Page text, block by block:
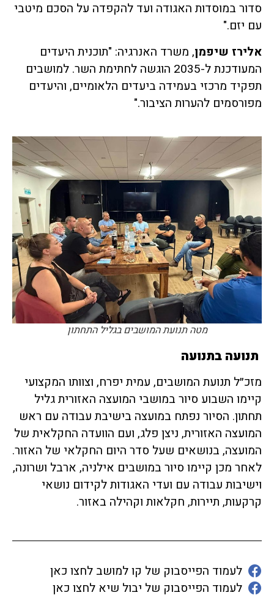
סדור במוסדות האגודה ועד להקפדה על הסכם מיטבי
עם יזם."
אלירז שיפמן, משרד האנרגיה: "תוכנית היעדים
המעודכנת ל-2035 הוגשה לחתימת השר. למושבים
תפקיד מרכזי בעמידה ביעדים הלאומיים, והיעדים
מפורסמים להערות הציבור."
מטה תנועת המושבים בגליל התחתון
תנועה בתנועה
מזכ״ל תנועת המושבים, עמית יפרח, וצוותו המקצועי
קיימו השבוע סיור במושבי המועצה האזורית גליל
תחתון. הסיור נפתח במועצה בישיבת עבודה עם ראש
המועצה האזורית, ניצן פלג, ועם הוועדה החקלאית של
המועצה, בנושאים שעל סדר היום החקלאי של האזור.
לאחר מכן קיימו סיור במושבים אילניה, ארבל ושרונה,
וישיבות עבודה עם ועדי האגודות לקידום נושאי
קרקעות, תיירות, חקלאות וקהילה באזור.
לעמוד הפייסבוק של קו למושב לחצו כאן
לעמוד הפייסבוק של יבול שיא לחצו כאן